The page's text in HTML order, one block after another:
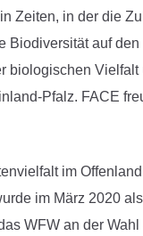
Zeiten, in der die
auf
biologischen
Pfalz. FACE
im
im März 2020
WFW an der